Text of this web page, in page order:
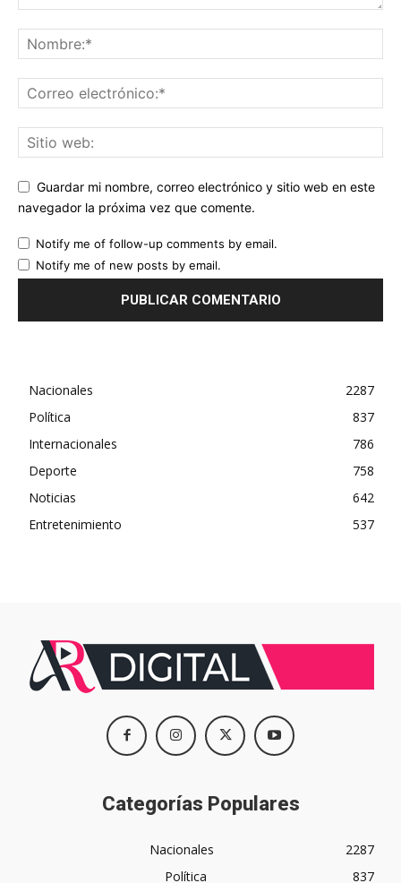
Guardar mi nombre, correo electrónico y sitio web en este
navegador la próxima vez que comente.
Notify me of follow-up comments by email.
Notify me of new posts by email.
Nacionales
2287
Política
837
Internacionales
786
Deporte
758
Noticias
642
Entretenimiento
537
Categorías Populares
Nacionales
2287
Política
837